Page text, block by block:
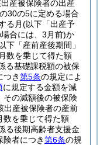
産被保険者の出産
30の5に定める場合
る月(以下「出産予
合には、3月前)か
下「産前産後期間」
数を乗じて得た額
る基礎課税額の被保
き第5条の規定によ
に規定する金額を減
その減額後の被保険
出産被保険者の産前
数を乗じて得た額
る後期高齢者支援金
者につき第6条の規